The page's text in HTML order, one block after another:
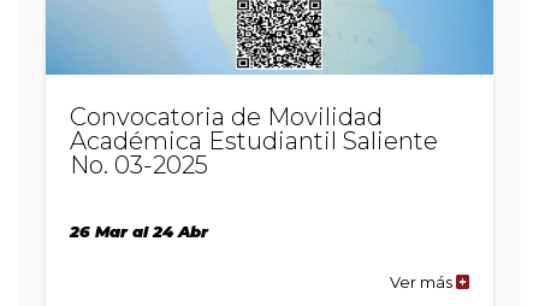
Convocatoria de Movilidad
Académica Estudiantil Saliente
No. 03-2025
26 Mar al 24 Abr
Ver másde